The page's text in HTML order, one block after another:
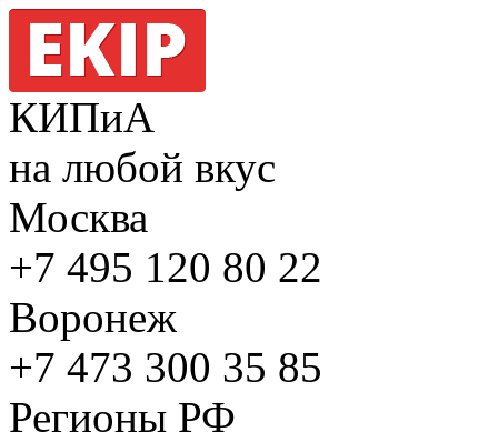
КИПиА
на любой вкус
Москва
+7 495 120 80 22
Воронеж
+7 473 300 35 85
Регионы РФ